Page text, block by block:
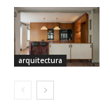
arquitectura